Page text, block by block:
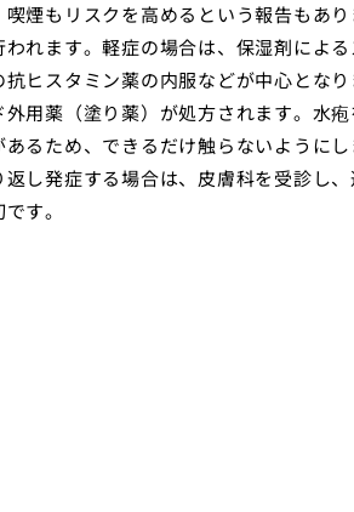
喫煙もリスクを高めるという報告もあ
われます。軽症の場合は、保湿剤によ
抗ヒスタミン薬の内服などが中心とな
外用薬（塗り薬）が処方されます。水
あるため、できるだけ触らないように
返し発症する場合は、皮膚科を受診し
す。